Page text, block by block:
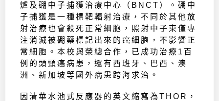
爐及硼中子捕獲治療中心（BNCT）。硼中
子捕獲是一種標靶輻射治療，不同於其他放
射治療也會殺死正常細胞，照射中子束僅專
注消滅被硼藥標記出來的癌細胞，不影響正
常細胞。本校與榮總合作，已成功治療1百
例的頭頸癌病患，還有西班牙、巴西、澳
洲、新加坡等國外病患跨海求治。
因清華水池式反應器的英文縮寫為THOR，